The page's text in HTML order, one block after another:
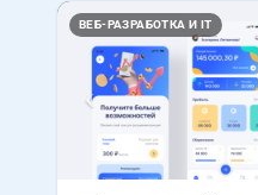
ВЕБ-РАЗРАБОТКА И IT
Назад